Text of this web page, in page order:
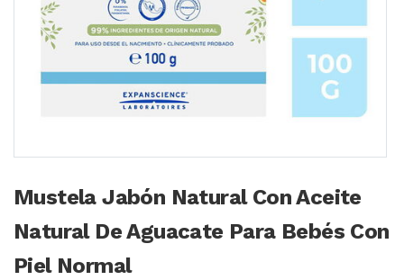
Mustela Jabón Natural Con Aceite
Natural De Aguacate Para Bebés Con
Piel Normal